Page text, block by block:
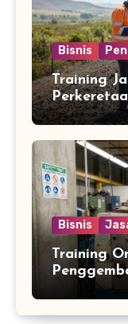
Bisnis
Training
Bisnis
Training